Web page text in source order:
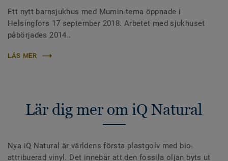
Ett nytt barnsjukhus med Mumin-tema öppnade i
Helsingfors 17 september 2018. Arbetet med sjukhuset
påbörjades 2014..
LÄS MER
Lär dig mer om iQ Natural
Nya iQ Natural är världens första plastgolv med bio-
attribuerad vinyl. Det innebär att den fossila oljan byts ut